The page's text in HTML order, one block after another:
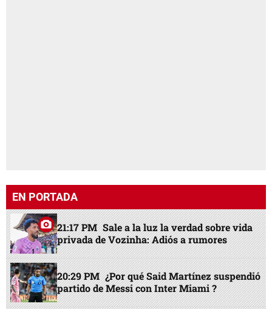
EN PORTADA
21:17 PM Sale a la luz la verdad sobre vida
privada de Vozinha: Adiós a rumores
20:29 PM ¿Por qué Said Martínez suspendió
partido de Messi con Inter Miami ?